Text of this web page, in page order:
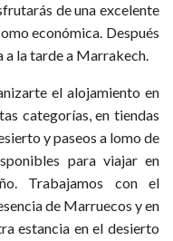
de una excelente
económica. Después
a la tarde a Marrakech.
el alojamiento en
categorías, en tiendas
y paseos a lomo de
para viajar en
Trabajamos con el
de Marruecos y en
estancia en el desierto